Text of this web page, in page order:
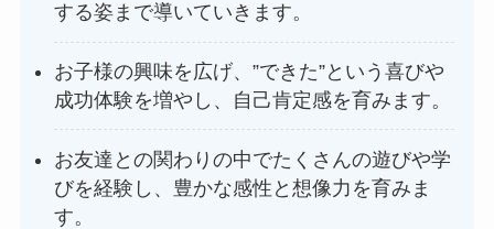
する姿まで導いていきます。
お子様の興味を広げ、”できた”という喜びや
成功体験を増やし、自己肯定感を育みます。
お友達との関わりの中でたくさんの遊びや学
びを経験し、豊かな感性と想像力を育みま
す。